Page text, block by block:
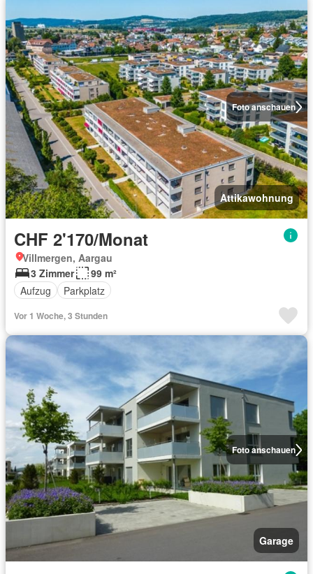
Foto anschauen
Attikawohnung
CHF 2'170/Monat
Villmergen, Aargau
3 Zimmer
99 m²
Aufzug
Parkplatz
Vor 1 Woche, 3 Stunden
Foto anschauen
Garage